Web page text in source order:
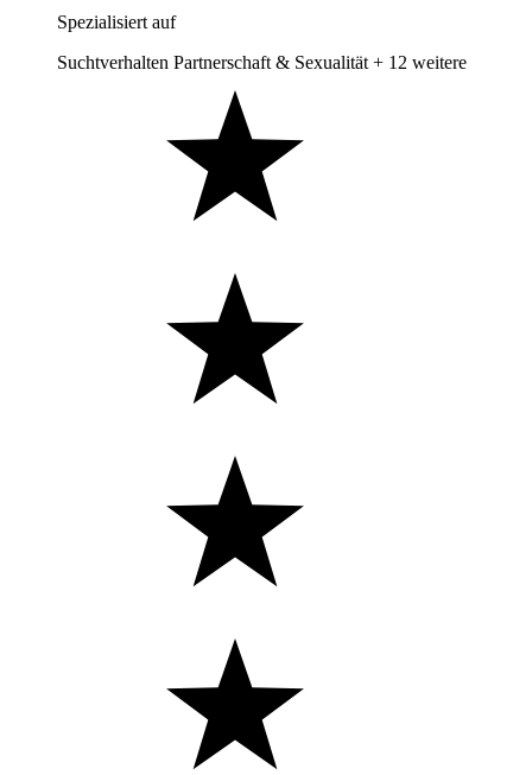
Spezialisiert auf
Suchtverhalten Partnerschaft & Sexualität + 12 weitere